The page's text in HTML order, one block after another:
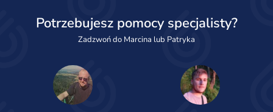
Potrzebujesz pomocy specjalisty?
Zadzwoń do Marcina lub Patryka